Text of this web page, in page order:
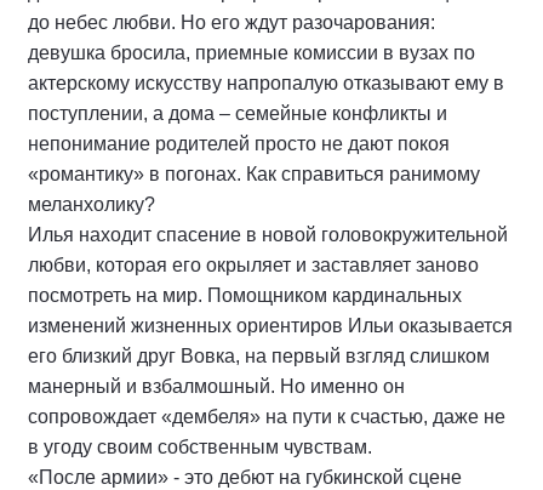
до небес любви. Но его ждут разочарования:
девушка бросила, приемные комиссии в вузах по
актерскому искусству напропалую отказывают ему в
поступлении, а дома – семейные конфликты и
непонимание родителей просто не дают покоя
«романтику» в погонах. Как справиться ранимому
меланхолику?
Илья находит спасение в новой головокружительной
любви, которая его окрыляет и заставляет заново
посмотреть на мир. Помощником кардинальных
изменений жизненных ориентиров Ильи оказывается
его близкий друг Вовка, на первый взгляд слишком
манерный и взбалмошный. Но именно он
сопровождает «дембеля» на пути к счастью, даже не
в угоду своим собственным чувствам.
«После армии» - это дебют на губкинской сцене